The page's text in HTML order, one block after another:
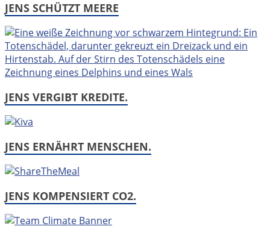
JENS SCHÜTZT MEERE
JENS VERGIBT KREDITE.
JENS ERNÄHRT MENSCHEN.
JENS KOMPENSIERT CO2.